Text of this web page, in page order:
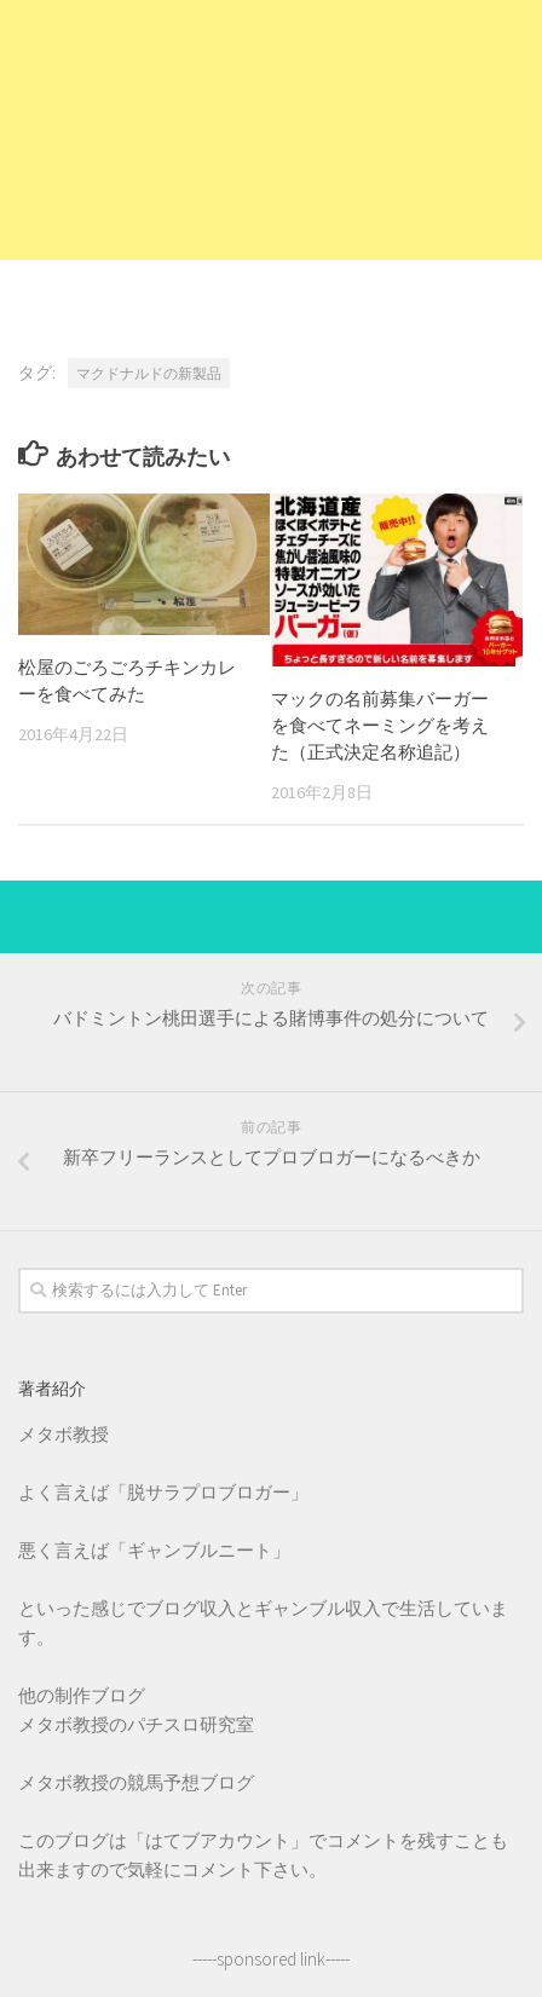
タグ: マクドナルドの新製品
あわせて読みたい
松屋のごろごろチキンカレ
ーを食べてみた
2016年4月22日
マックの名前募集バーガー
を食べてネーミングを考え
た（正式決定名称追記）
2016年2月8日
次の記事
バドミントン桃田選手による賭博事件の処分について
前の記事
新卒フリーランスとしてプロブロガーになるべきか
著者紹介
メタボ教授
よく言えば「脱サラプロブロガー」
悪く言えば「ギャンブルニート」
といった感じでブログ収入とギャンブル収入で生活していま
す。
他の制作ブログ
メタボ教授のパチスロ研究室
メタボ教授の競馬予想ブログ
このブログは「はてブアカウント」でコメントを残すことも
出来ますので気軽にコメント下さい。
-----sponsored link-----